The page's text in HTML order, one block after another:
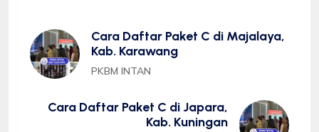
Cara Daftar Paket C di Majalaya,
Kab. Karawang
PKBM INTAN
Cara Daftar Paket C di Japara,
Kab. Kuningan